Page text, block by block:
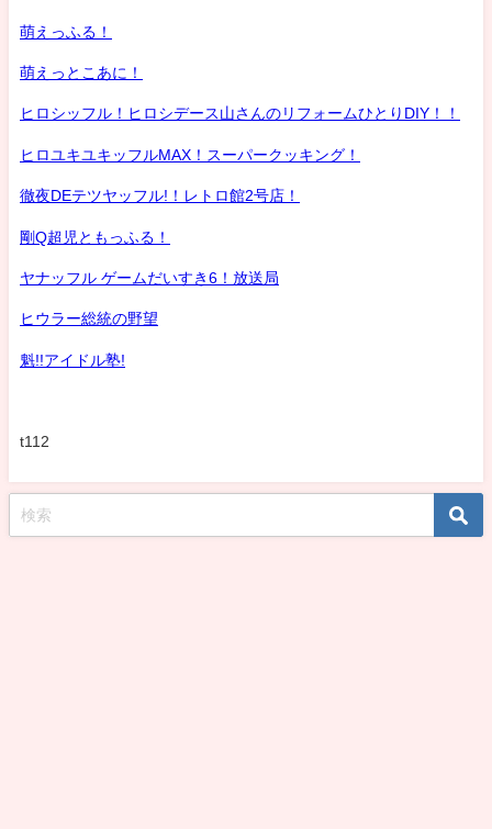
萌えっふる！
萌えっとこあに！
ヒロシッフル！ヒロシデース山さんのリフォームひとりDIY！！
ヒロユキユキッフルMAX！スーパークッキング！
徹夜DEテツヤッフル!！レトロ館2号店！
剛Q超児ともっふる！
ヤナッフル ゲームだいすき6！放送局
ヒウラー総統の野望
魁!!アイドル塾!
t112